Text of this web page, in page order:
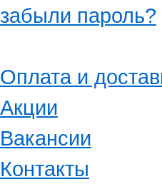
забыли пароль?
Оплата и
Акции
Вакансии
Контакты